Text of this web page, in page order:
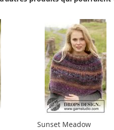
Sunset Meadow